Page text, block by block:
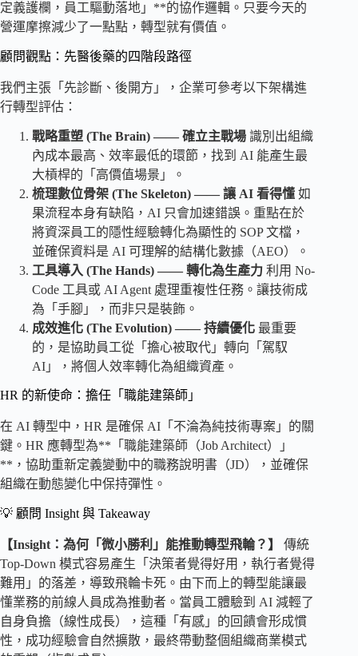
定義護欄，員工驅動落地」**的協作邏輯。只要今天的
營運摩擦減少了一點點，轉型就有價值。
顧問觀點：先醫後藥的四階段路徑
我們主張「先診斷、後開方」，企業可參考以下架構進
行轉型評估：
戰略重塑 (The Brain) —— 確立主戰場 識別出組織
內成本最高、效率最低的環節，找到 AI 能產生最
大槓桿的「高價值場景」。
梳理數位骨架 (The Skeleton) —— 讓 AI 看得懂 如
果流程本身有缺陷，AI 只會加速錯誤。重點在於
將資深員工的隱性經驗轉化為顯性的 SOP 文檔，
並確保資料是 AI 可理解的結構化數據（AEO）。
工具導入 (The Hands) —— 轉化為生產力 利用 No-
Code 工具或 AI Agent 處理重複性任務。讓技術成
為「手腳」，而非只是裝飾。
成效進化 (The Evolution) —— 持續優化 最重要
的，是協助員工從「擔心被取代」轉向「駕馭
AI」，將個人效率轉化為組織資產。
HR 的新使命：擔任「職能建築師」
在 AI 轉型中，HR 是確保 AI「不淪為純技術專案」的關
鍵。HR 應轉型為**「職能建築師（Job Architect）」
**，協助重新定義變動中的職務說明書（JD），並確保
組織在動態變化中保持彈性。
💡 顧問 Insight 與 Takeaway
【Insight：為何「微小勝利」能推動轉型飛輪？】
傳統
Top-Down 模式容易產生「決策者覺得好用，執行者覺得
難用」的落差，導致飛輪卡死。由下而上的轉型能讓最
懂業務的前線人員成為推動者。當員工體驗到 AI 減輕了
自身負擔（線性成長），這種「有感」的回饋會形成慣
性，成功經驗會自然擴散，最終帶動整個組織商業模式